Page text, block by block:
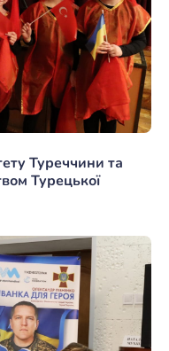
Туреччини та
Турецької